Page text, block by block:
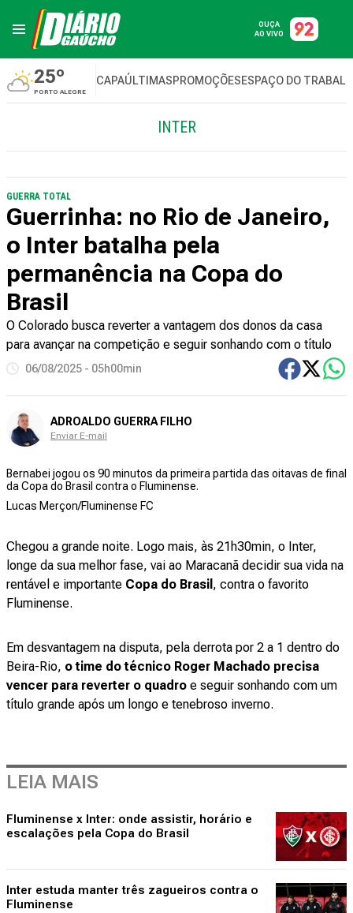
OUÇA
AO VIVO
25º
PORTO ALEGRE
CAPAÚLTIMASPROMOÇÕESESPAÇO DO
INTER
GUERRA TOTAL
Guerrinha: no Rio de Janeiro,
o Inter batalha pela
permanência na Copa do
Brasil
O Colorado busca reverter a vantagem dos donos da casa
para avançar na competição e seguir sonhando com o título
06/08/2025 - 05h00min
ADROALDO GUERRA FILHO
Enviar E-mail
Bernabei jogou os 90 minutos da primeira partida das oitavas de final
da Copa do Brasil contra o Fluminense.
Lucas Merçon/Fluminense FC
Chegou a grande noite. Logo mais, às 21h30min, o Inter,
longe da sua melhor fase, vai ao Maracanã decidir sua vida na
rentável e importante Copa do Brasil , contra o favorito
Fluminense.
Em desvantagem na disputa, pela derrota por 2 a 1 dentro do
Beira-Rio, o time do técnico Roger Machado precisa
vencer para reverter o quadro e seguir sonhando com um
título grande após um longo e tenebroso inverno.
LEIA MAIS
Fluminense x Inter: onde assistir, horário e
escalações pela Copa do Brasil
Inter estuda manter três zagueiros contra o
Fluminense